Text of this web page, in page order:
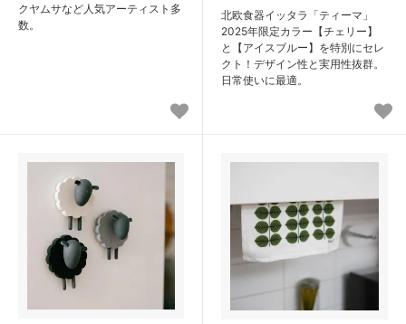
クヤムサなど人気アーティスト多
数。
北欧食器イッタラ「ティーマ」
2025年限定カラー【チェリー】
と【アイスブルー】を特別にセレ
クト！デザイン性と実用性抜群。
日常使いに最適。